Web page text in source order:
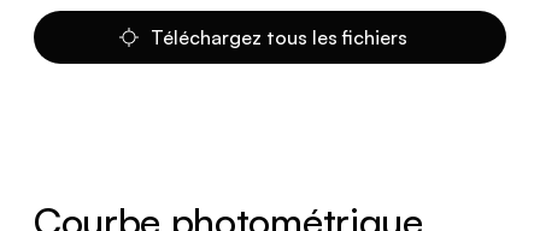
Téléchargez tous les fichiers
Courbe photométrique